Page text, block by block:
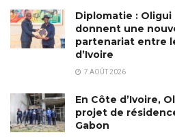
Diplomatie :
donnent une
partenariat entre
d’Ivoire
7 AOÛT 2026
En Côte d’Ivoire,
projet de
Gabon